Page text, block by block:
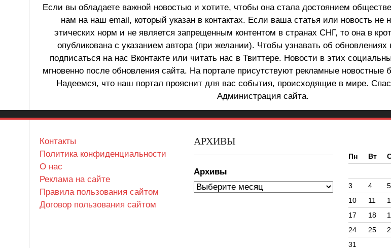
Если вы обладаете важной новостью и хотите, чтобы она стала достоянием
нам на наш email, который указан в контактах. Если ваша статья или новость не
этических норм и не является запрещенным контентом в странах СНГ, то она в
опубликована с указанием автора (при желании). Чтобы узнавать об
подписаться на нас Вконтакте или читать нас в Твиттере. Новости в этих
мгновенно после обновления сайта. На портале присутствуют рекламные новостные
Надеемся, что наш портал прояснит для вас события, происходящие в мире.
Администрация сайта.
Контакты
Политика конфиденциальности
О нас
Реклама на сайте
Правила пользования сайтом
Договор пользования сайтом
АРХИВЫ
Архивы
Пн
Вт
3
4 5
10
11
17
18
24
25
31